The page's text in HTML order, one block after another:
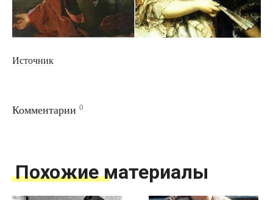
Источник
Комментарии 0
Похожие материалы